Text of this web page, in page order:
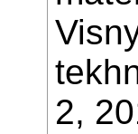
2,